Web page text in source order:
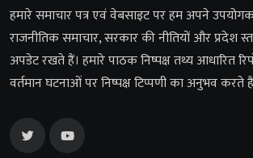
हमारे समाचार पत्र एवं वेबसाइट पर हम अपने
राजनीतिक समाचार, सरकार की नीतियों और प्रदेश
अपडेट रखते हैं। हमारे पाठक निष्पक्ष तथ्य आधारित
वर्तमान घटनाओं पर निष्पक्ष टिप्पणी का अनुभव करते